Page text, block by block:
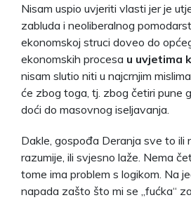
Nisam uspio uvjeriti vlasti jer je
zabluda i neoliberalnog
ekonomskoj struci doveo do
ekonomskih procesa u uvjetima
nisam slutio niti u najcrnjim
će zbog toga, tj. zbog četiri pune
doći do masovnog iseljavanja.
Dakle, gospođa Deranja sve to ili
razumije, ili svjesno laže. Nema
tome ima problem s logikom. Na
napada zašto što mi se „fućka“